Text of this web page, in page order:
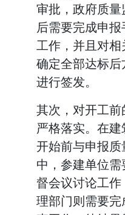
审批，政府质
后需要完成申
工作，并且对
确定全部达标
进行签发。
其次，对开工
严格落实。在
开始前与申报
中，参建单位
督会议讨论工
理部门则需要